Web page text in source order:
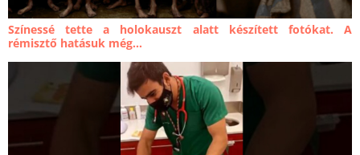
Színessé tette a holokauszt alatt készített fotókat. A
rémisztő hatásuk még...